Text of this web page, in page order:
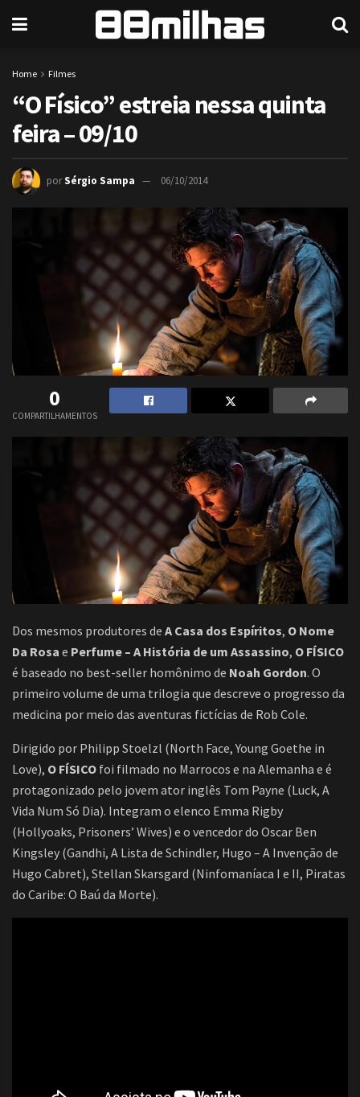
Home Filmes
“O Físico” estreia nessa quinta
feira – 09/10
porSérgio Sampa 06/10/2014
0
COMPARTILHAMENTOS
Dos mesmos produtores de A Casa dos Espíritos, O Nome
Da Rosa e Perfume – A História de um Assassino, O FÍSICO
é baseado no best-seller homônimo de Noah Gordon. O
primeiro volume de uma trilogia que descreve o progresso da
medicina por meio das aventuras fictícias de Rob Cole.
Dirigido por Philipp Stoelzl (North Face, Young Goethe in
Love), O FÍSICO foi filmado no Marrocos e na Alemanha e é
protagonizado pelo jovem ator inglês Tom Payne (Luck, A
Vida Num Só Dia). Integram o elenco Emma Rigby
(Hollyoaks, Prisoners’ Wives) e o vencedor do Oscar Ben
Kingsley (Gandhi, A Lista de Schindler, Hugo – A Invenção de
Hugo Cabret), Stellan Skarsgard (Ninfomaníaca I e II, Piratas
do Caribe: O Baú da Morte).